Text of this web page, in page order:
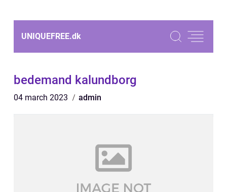
UNIQUEFREE.dk
bedemand kalundborg
04 march 2023 admin